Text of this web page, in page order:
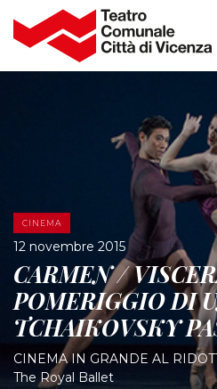
CINEMA
12 novembre 2015
CARMEN /
POMERIGGIO DI
TCHAIKOVSKY
CINEMA IN GRANDE AL
The Royal Ballet